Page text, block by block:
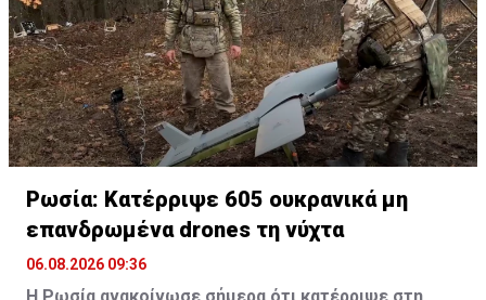
Ρωσία: Κατέρριψε 605 ουκρανικά μη
επανδρωμένα drones τη νύχτα
06.08.2026 09:36
Η Ρωσία ανακοίνωσε σήμερα ότι κατέρριψε στη